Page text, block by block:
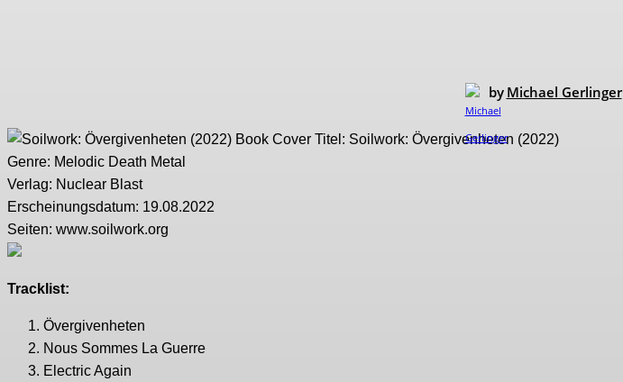
by Michael Gerlinger
Titel: Soilwork: Övergivenheten (2022)
Genre: Melodic Death Metal
Verlag: Nuclear Blast
Erscheinungsdatum: 19.08.2022
Seiten: www.soilwork.org
Tracklist:
Övergivenheten
Nous Sommes La Guerre
Electric Again